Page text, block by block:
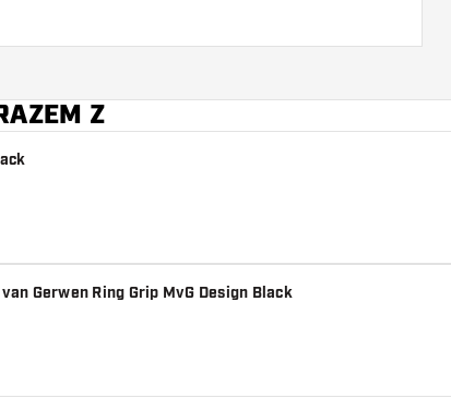
Z
Gerwen Ring Grip MvG Design Black